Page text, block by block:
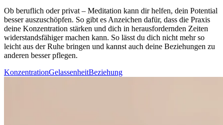
Ob beruf­lich oder privat – Medi­ta­tion kann dir helfen, dein Potential
besser auszuschöpfen. So gibt es Anzeichen dafür, dass die Praxis
deine Konzentration stärken und dich in herausfordernden Zeiten
widerstandsfähiger machen kann. So lässt du dich nicht mehr so
leicht aus der Ruhe brin­gen und kannst auch deine Beziehungen zu
anderen besser pflegen.
KonzentrationGelassenheitBeziehung